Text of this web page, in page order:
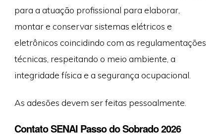
para a atuação profissional para elaborar,
montar e conservar sistemas elétricos e
eletrônicos coincidindo com as regulamentações
técnicas, respeitando o meio ambiente, a
integridade física e a segurança ocupacional.
As adesões devem ser feitas pessoalmente.
Contato SENAI Passo do Sobrado 2026